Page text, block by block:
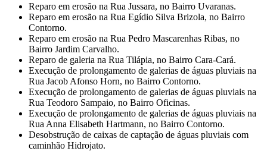
⁠Reparo em erosão na Rua Jussara, no Bairro Uvaranas.
Reparo em erosão na Rua Egídio Silva Brizola, no Bairro
Contorno.
⁠Reparo em erosão na Rua Pedro Mascarenhas Ribas, no
Bairro Jardim Carvalho.
⁠Reparo de galeria na Rua Tilápia, no Bairro Cara-Cará.
⁠Execução de prolongamento de galerias de águas pluviais na
Rua Jacob Afonso Horn, no Bairro Contorno.
⁠Execução de prolongamento de galerias de águas pluviais na
Rua Teodoro Sampaio, no Bairro Oficinas.
⁠Execução de prolongamento de galerias de águas pluviais na
Rua Anna Elisabeth Hartmann, no Bairro Contorno.
Desobstrução de caixas de captação de águas pluviais com
caminhão Hidrojato.